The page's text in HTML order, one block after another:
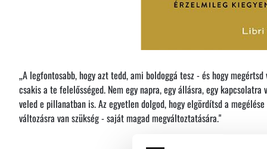
„A legfontosabb, hogy azt tedd, ami boldoggá tesz - és hogy
csakis a te felelősséged. Nem egy napra, egy állásra, egy
veled e pillanatban is. Az egyetlen dolgod, hogy elgördítsd a
változásra van szükség - saját magad megváltoztatására."